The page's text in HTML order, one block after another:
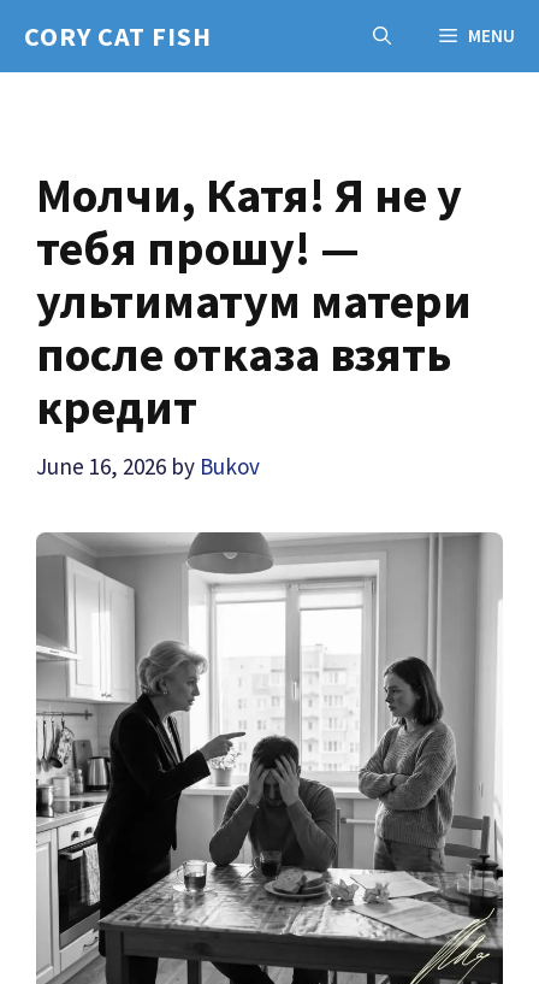
CORY CAT FISH MENU
Молчи, Катя! Я не у
тебя прошу! —
ультиматум матери
после отказа взять
кредит
June 16, 2026 by Bukov